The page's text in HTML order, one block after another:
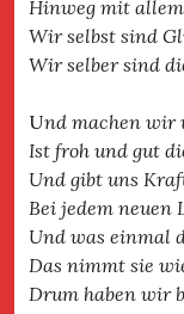
Hinweg mit
Wir selbst sind
Wir selber sind
Und machen wir
Ist froh und gut
Und gibt uns
Bei jedem neuen
Und was einmal
Das nimmt sie
Drum haben wir